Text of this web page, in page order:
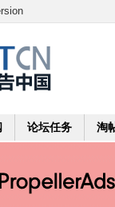
论坛任务 淘